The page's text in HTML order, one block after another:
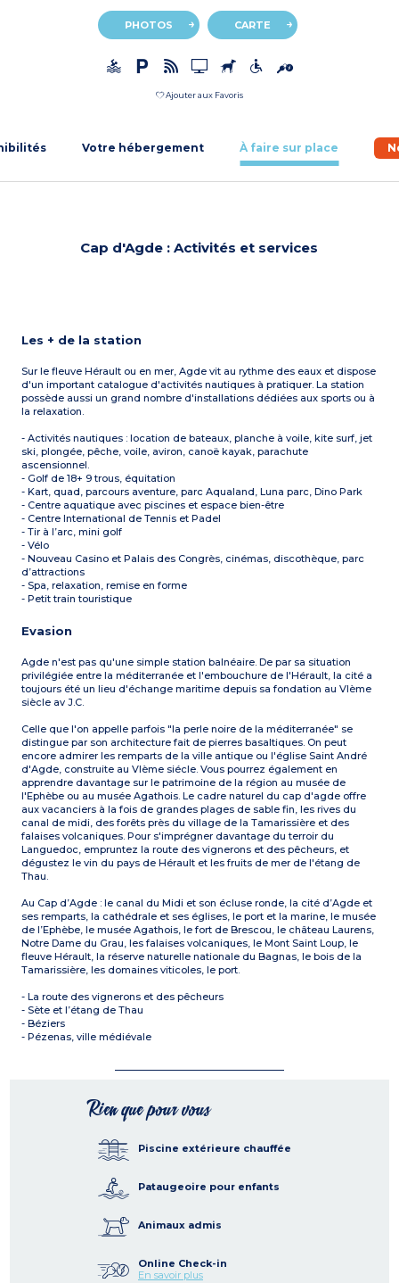
PHOTOS CARTE
Ajouter aux Favoris
Votre hébergement À faire sur place
Cap d'Agde : Activités et services
Les + de la station
Sur le fleuve Hérault ou en mer, Agde vit au rythme des eaux et dispose
d'un important catalogue d'activités nautiques à pratiquer. La station
possède aussi un grand nombre d'installations dédiées aux sports ou à
la relaxation.
- Activités nautiques : location de bateaux, planche à voile, kite surf, jet
ski, plongée, pêche, voile, aviron, canoë kayak, parachute
ascensionnel.
- Golf de 18+ 9 trous, équitation
- Kart, quad, parcours aventure, parc Aqualand, Luna parc, Dino Park
- Centre aquatique avec piscines et espace bien-être
- Centre International de Tennis et Padel
- Tir à l’arc, mini golf
- Vélo
- Nouveau Casino et Palais des Congrès, cinémas, discothèque, parc
d’attractions
- Spa, relaxation, remise en forme
- Petit train touristique
Evasion
Agde n'est pas qu'une simple station balnéaire. De par sa situation
privilégiée entre la méditerranée et l'embouchure de l'Hérault, la cité a
toujours été un lieu d'échange maritime depuis sa fondation au VIème
siècle av J.C.
Celle que l'on appelle parfois "la perle noire de la méditerranée" se
distingue par son architecture fait de pierres basaltiques. On peut
encore admirer les remparts de la ville antique ou l'église Saint André
d'Agde, construite au VIème siécle. Vous pourrez également en
apprendre davantage sur le patrimoine de la région au musée de
l'Ephèbe ou au musée Agathois. Le cadre naturel du cap d'agde offre
aux vacanciers à la fois de grandes plages de sable fin, les rives du
canal de midi, des forêts près du village de la Tamarissière et des
falaises volcaniques. Pour s'imprégner davantage du terroir du
Languedoc, empruntez la route des vignerons et des pêcheurs, et
dégustez le vin du pays de Hérault et les fruits de mer de l'étang de
Thau.
Au Cap d’Agde : le canal du Midi et son écluse ronde, la cité d’Agde et
ses remparts, la cathédrale et ses églises, le port et la marine, le musée
de l’Ephèbe, le musée Agathois, le fort de Brescou, le château Laurens,
Notre Dame du Grau, les falaises volcaniques, le Mont Saint Loup, le
fleuve Hérault, la réserve naturelle nationale du Bagnas, le bois de la
Tamarissière, les domaines viticoles, le port.
- La route des vignerons et des pêcheurs
- Sète et l’étang de Thau
- Béziers
- Pézenas, ville médiévale
Rien que pour vous
Piscine extérieure chauffée
Pataugeoire pour enfants
Animaux admis
Online Check-in
En savoir plus